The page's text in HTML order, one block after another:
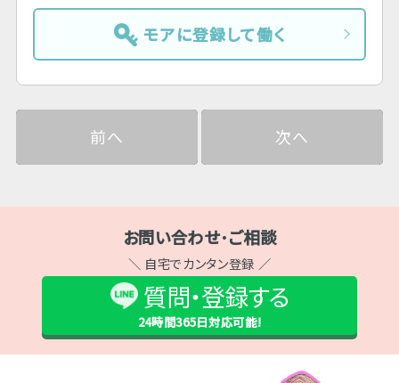
モアに登録して働く
前へ 次へ
お問い合わせ･ご相談
＼ 自宅でカンタン登録 ／
質問・登録する
24時間365日対応可能!